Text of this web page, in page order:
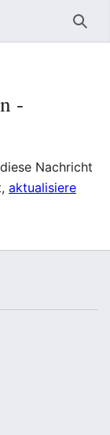
-
Nachricht
aktualisiere